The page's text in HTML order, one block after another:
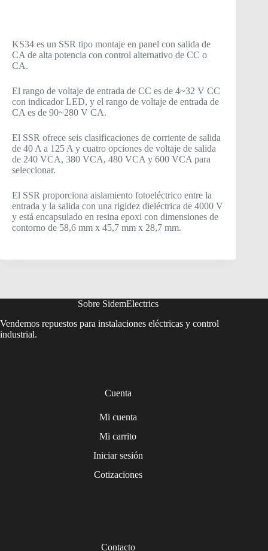
KS34 es un SSR tipo montaje en panel con salida de
CA de alta potencia con control alternativo de CC o
CA.
El rango de voltaje de entrada de CC es de 4~32 V CC
con indicador LED, y el rango de voltaje de entrada de
CA es de 90~280 V CA.
El SSR ofrece seis clasificaciones de corriente de salida
de 40 A a 125 A y cuatro opciones de voltaje de salida
de 240 VCA, 380 VCA, 480 VCA y 600 VCA para
seleccionar.
El SSR proporciona aislamiento fotoeléctrico entre la
entrada y la salida con una rigidez dieléctrica de 4000 V
y está encapsulado en resina epoxi con dimensiones de
contorno de 58,6 mm x 45,7 mm x 28,7 mm.
Sobre SidemElectrics
Vendemos repuestos para instalaciones eléctricas y control
industrial.
Cuenta
Mi cuenta
Mi carrito
Iniciar sesión
Cotizaciones
Contacto